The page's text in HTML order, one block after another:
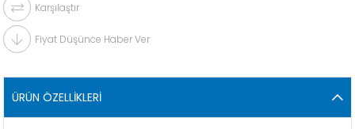
Karşılaştır
Fiyat Düşünce Haber Ver
ÜRÜN ÖZELLIKLERI